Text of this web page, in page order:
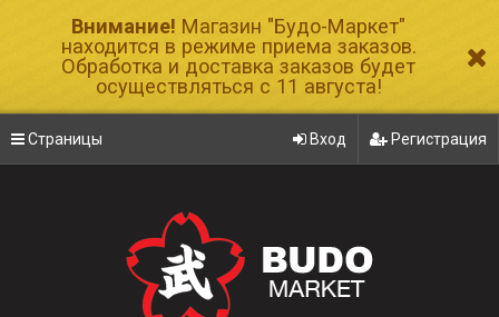
Внимание! Магазин "Будо-Маркет"
находится в режиме приема заказов.
Обработка и доставка заказов будет
осуществляться с 11 августа!
Страницы Вход Регистрация